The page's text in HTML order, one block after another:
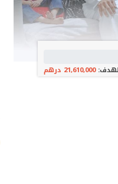
21,610,000 درهم